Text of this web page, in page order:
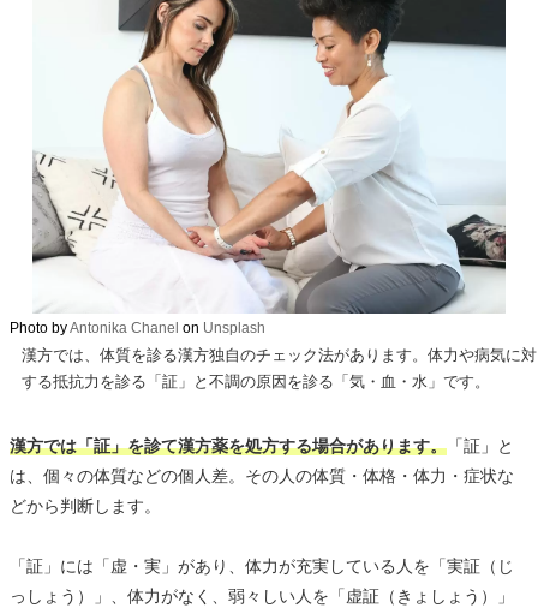
Photo byAntonika Chanel on Unsplash
漢方では、体質を診る漢方独自のチェック法があります。体力や病気に対
する抵抗力を診る「証」と不調の原因を診る「気・血・水」です。
漢方では「証」を診て漢方薬を処方する場合があります。 「証」と
は、個々の体質などの個人差。その人の体質・体格・体力・症状な
どから判断します。
「証」には「虚・実」があり、体力が充実している人を「実証（じ
っしょう）」、体力がなく、弱々しい人を「虚証（きょしょう）」